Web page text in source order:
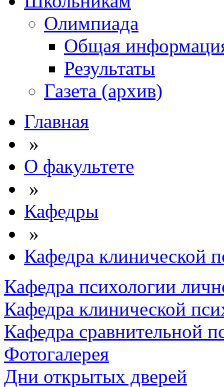
Олимпиада
Общая
Результаты
Газета (архив)
Главная
»
О факультете
»
Кафедры
»
Кафедра клинической
Кафедра психологии
Кафедра клинической
Кафедра сравнительной
Фотогалерея
Дни открытых дверей